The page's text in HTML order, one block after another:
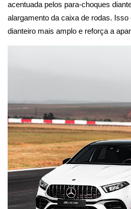
acentuada pelos para-choques
alargamento da caixa de rodas.
dianteiro mais amplo e reforça a